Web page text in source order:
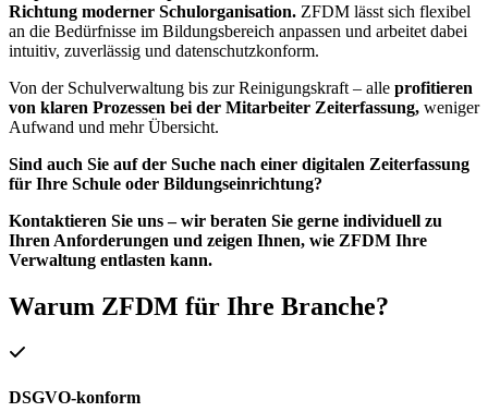
Richtung moderner Schulorganisation. ZFDM lässt sich flexibel
an die Bedürfnisse im Bildungsbereich anpassen und arbeitet dabei
intuitiv, zuverlässig und datenschutzkonform.
Von der Schulverwaltung bis zur Reinigungskraft – alle profitieren
von klaren Prozessen bei der Mitarbeiter Zeiterfassung, weniger
Aufwand und mehr Übersicht.
Sind auch Sie auf der Suche nach einer digitalen Zeiterfassung
für Ihre Schule oder Bildungseinrichtung?
Kontaktieren Sie uns – wir beraten Sie gerne individuell zu
Ihren Anforderungen und zeigen Ihnen, wie ZFDM Ihre
Verwaltung entlasten kann.
Warum ZFDM für Ihre Branche?
DSGVO-konform